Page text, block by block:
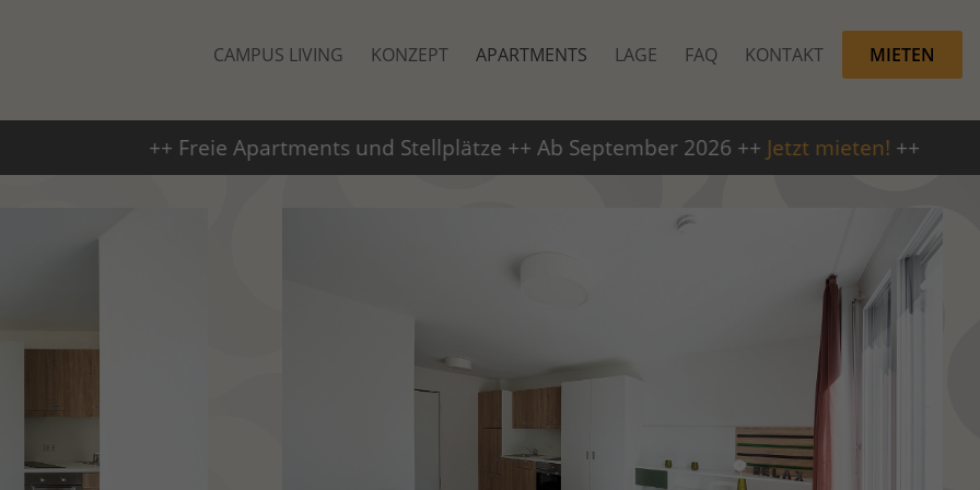
CAMPUS LIVING KONZEPT APARTMENTS LAGE FAQ KONTAKT MIETEN
Apartments und Stellplätze ++ Ab September 2026 ++Jetzt mieten!++